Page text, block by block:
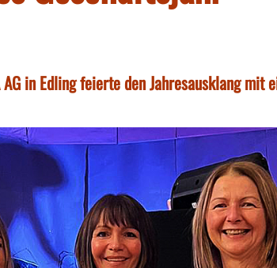
AG in Edling feierte den Jahresausklang